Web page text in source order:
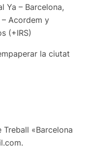
Ya – Barcelona,
Acordem y
(+IRS)
la ciutat
Treball «Barcelona